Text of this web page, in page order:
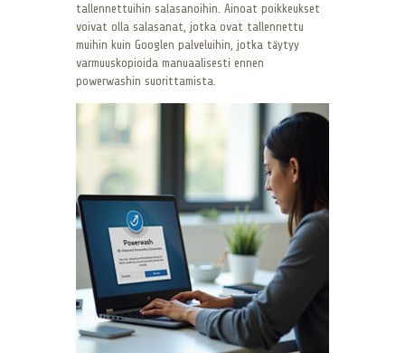
tallennettuihin salasanoihin. Ainoat poikkeukset
voivat olla salasanat, jotka ovat tallennettu
muihin kuin Googlen palveluihin, jotka täytyy
varmuuskopioida manuaalisesti ennen
powerwashin suorittamista.